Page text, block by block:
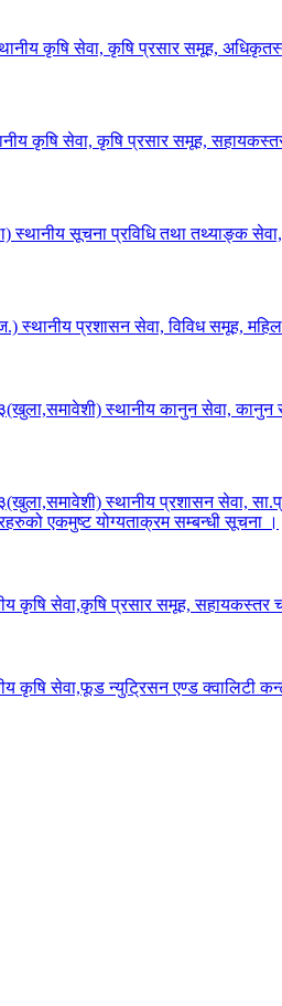
कृषि सेवा, कृषि प्रसार समूह,
कृषि सेवा, कृषि प्रसार समूह,
स्थानीय सूचना प्रविधि तथा तथ्याङ्क
प्रशासन सेवा, विविध समूह,
स्थानीय कानुन सेवा, कानुन
स्थानीय प्रशासन सेवा,
एकमुष्ट योग्यताक्रम सम्बन्धी सूचना ।
कृषि सेवा,कृषि प्रसार समूह, सहायकस्तर
कृषि सेवा,फूड न्युट्रिसन एण्ड क्‍वालिटी